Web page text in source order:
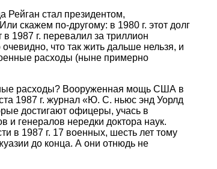
Рейган стал президентом,
скажем по-другому: в 1980 г. этот долг
1987 г. перевалил за триллион
что так жить дальше нельзя, и
расходы (ныне примерно
расходы? Вооруженная мощь США в
1987 г. журнал «Ю. С. ньюс энд Уорлд
достигают офицеры, учась в
и генералов нередки доктора наук.
в 1987 г. 17 военных, шесть лет тому
до конца. А они отнюдь не